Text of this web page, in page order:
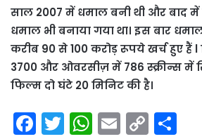
साल 2007 में धमाल बनी थी और बाद
धमाल भी बनाया गया था। इस बार
करीब 90 से 100 करोड़ रूपये खर्च हुए हैं
3700 और ओवरसीज़ में 786 स्क्रीन्स में
फिल्म दो घंटे 20 मिनिट की है।
F T W E C